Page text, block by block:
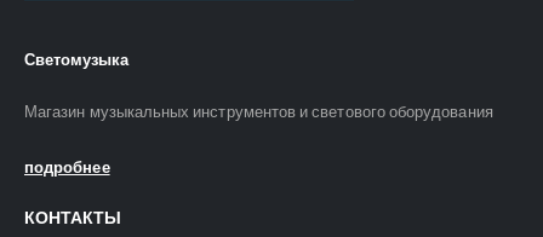
Светомузыка
Магазин музыкальных инструментов и светового оборудования
подробнее
КОНТАКТЫ